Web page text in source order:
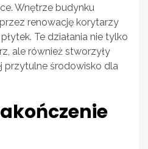
Wnętrze budynku
renowację korytarzy
Te działania nie tylko
ale również stworzyły
przytulne środowisko dla